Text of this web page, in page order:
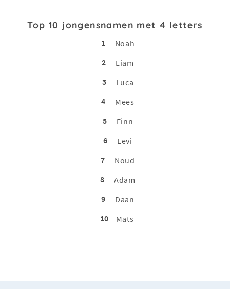
Top 10 jongensnamen met 4 letters
1
Noah
2
Liam
3
Luca
4
Mees
5
Finn
6
Levi
7
Noud
8
Adam
9
Daan
10
Mats